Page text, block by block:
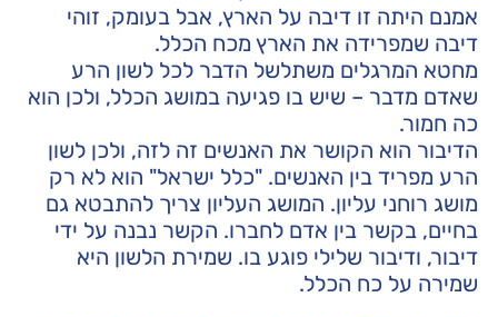
אמנם היתה זו דיבה על הארץ, אבל בעומק, זוהי
דיבה שמפרידה את הארץ מכח הכלל.
מחטא המרגלים משתלשל הדבר לכל לשון הרע
שאדם מדבר – שיש בו פגיעה במושג הכלל, ולכן הוא
כה חמור.
הדיבור הוא הקושר את האנשים זה לזה, ולכן לשון
הרע מפריד בין האנשים. "כלל ישראל" הוא לא רק
מושג רוחני עליון. המושג העליון צריך להתבטא גם
בחיים, בקשר בין אדם לחברו. הקשר נבנה על ידי
דיבור, ודיבור שלילי פוגע בו. שמירת הלשון היא
שמירה על כח הכלל.